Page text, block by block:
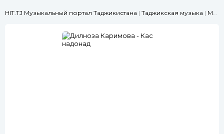
HIT.TJ Музыкальный портал Таджикистана | Таджикская музыка | Медляк